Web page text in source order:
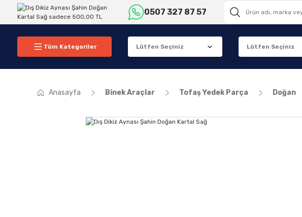
0507 327 87 57
Tüm Kategoriler
Anasayfa Binek Araçlar Tofaş Yedek Parça Doğan